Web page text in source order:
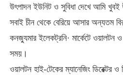
উৎপাদন ইউনিট ও সুবিধা দেখে আমি খুবই
সবাই চীন থেকে বেরিয়ে আসার অন্যতম
কনজ্যুমার ইলেকট্রনি· মার্কেটে ওয়ালটন
সময়।
ওয়ালটন হাই-টেকের ম্যানেজিং ডিরেক্টর